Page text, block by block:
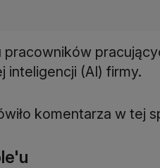
pracowników
inteligencji (AI) firmy.
komentarza w tej